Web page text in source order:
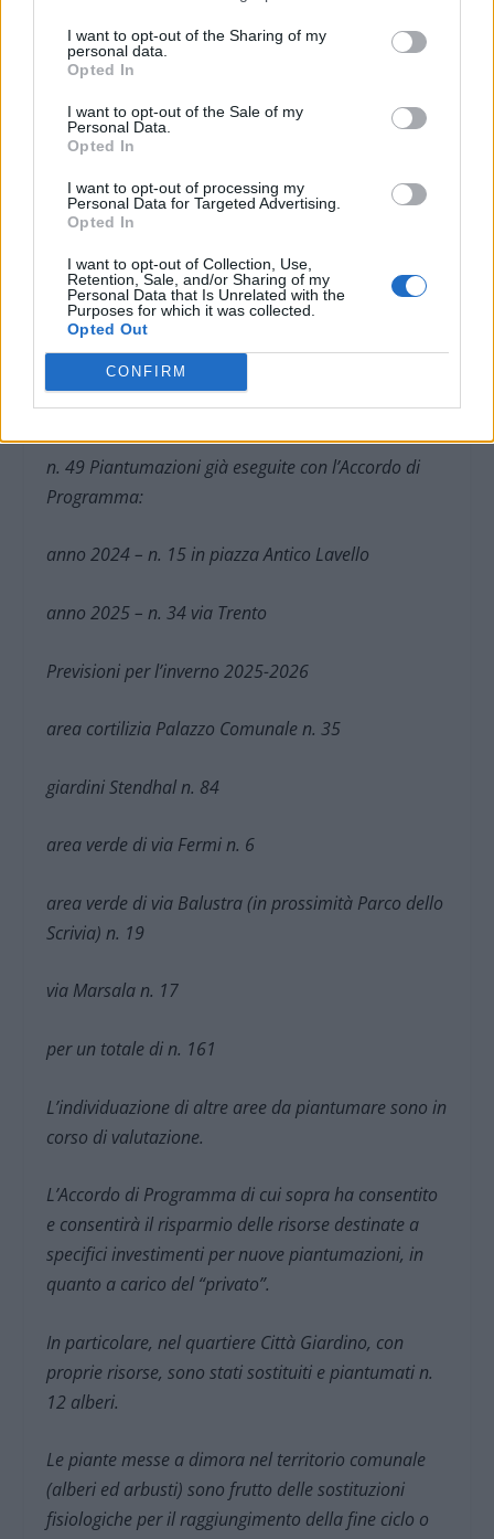
I want to opt-out of the Sharing of my
personal data.
Opted In
I want to opt-out of the Sale of my
Personal Data.
Opted In
I want to opt-out of processing my
Personal Data for Targeted Advertising.
Opted In
I want to opt-out of Collection, Use,
Retention, Sale, and/or Sharing of my
Personal Data that Is Unrelated with the
Purposes for which it was collected.
Opted Out
CONFIRM
ambientali, quali:
– Piantumazione di alberi ad alto fusto: dovranno
essere piantumate n. 1300 essenze oltre la
dello Sport, (prevista la posa a dimora di 296
essenze) l’A.C., si riserva di individuare aree
pubbliche da destinare alla piantumazione delle
restanti 1.004 essenze previste. Le alberature
potranno essere destinate a mitigazioni
paesaggistiche e alla riqualificazione di aree
comprese nella rete ecologica presente sul territorio
comunale.
n. 49 Piantumazioni già eseguite con l’Accordo di
Programma:
anno 2024 – n. 15 in piazza Antico Lavello
anno 2025 – n. 34 via Trento
Previsioni per l’inverno 2025-2026
area cortilizia Palazzo Comunale n. 35
giardini Stendhal n. 84
area verde di via Fermi n. 6
area verde di via Balustra (in prossimità Parco dello
Scrivia) n. 19
via Marsala n. 17
per un totale di n. 161
L’individuazione di altre aree da piantumare sono in
corso di valutazione.
L’Accordo di Programma di cui sopra ha consentito
e consentirà il risparmio delle risorse destinate a
specifici investimenti per nuove piantumazioni, in
quanto a carico del “privato”.
In particolare, nel quartiere Città Giardino, con
proprie risorse, sono stati sostituiti e piantumati n.
12 alberi.
Le piante messe a dimora nel territorio comunale
(alberi ed arbusti) sono frutto delle sostituzioni
fisiologiche per il raggiungimento della fine ciclo o